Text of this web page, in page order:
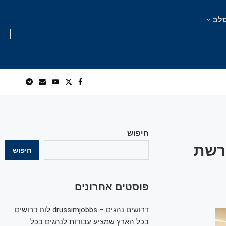
אוורגרין רוכשת 50% מרשת
חיפוש
חיפוש
פוסטים אחרונים
דרושים נהגים – drussimjobbs לוח דרושים
בכל הארץ שמציע עבודות לנהגים בכל